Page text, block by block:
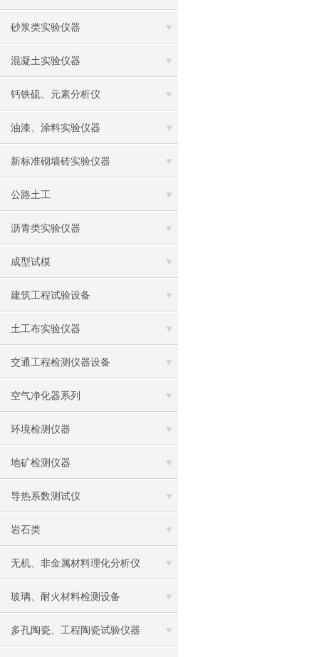
砂浆类实验仪器
混凝土实验仪器
钙铁硫、元素分析仪
油漆、涂料实验仪器
新标准砌墙砖实验仪器
公路土工
沥青类实验仪器
成型试模
建筑工程试验设备
土工布实验仪器
交通工程检测仪器设备
空气净化器系列
环境检测仪器
地矿检测仪器
导热系数测试仪
岩石类
无机、非金属材料理化分析仪
玻璃、耐火材料检测设备
多孔陶瓷、工程陶瓷试验仪器